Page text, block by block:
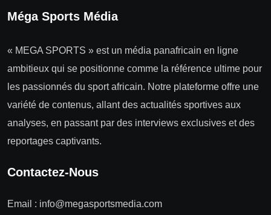
Méga Sports Média
« MEGA SPORTS » est un média panafricain en ligne
ambitieux qui se positionne comme la référence ultime pour
les passionnés du sport africain. Notre plateforme offre une
variété de contenus, allant des actualités sportives aux
analyses, en passant par des interviews exclusives et des
reportages captivants.
Contactez-Nous
Email : info@megasportsmedia.com